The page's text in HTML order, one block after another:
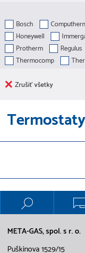
Bosch
Honeywell
Protherm
Regulus
Thermocomp
Zrušiť všetky
Termostaty
META-GAS, spol. s r. o.
Puškinova 1529/15